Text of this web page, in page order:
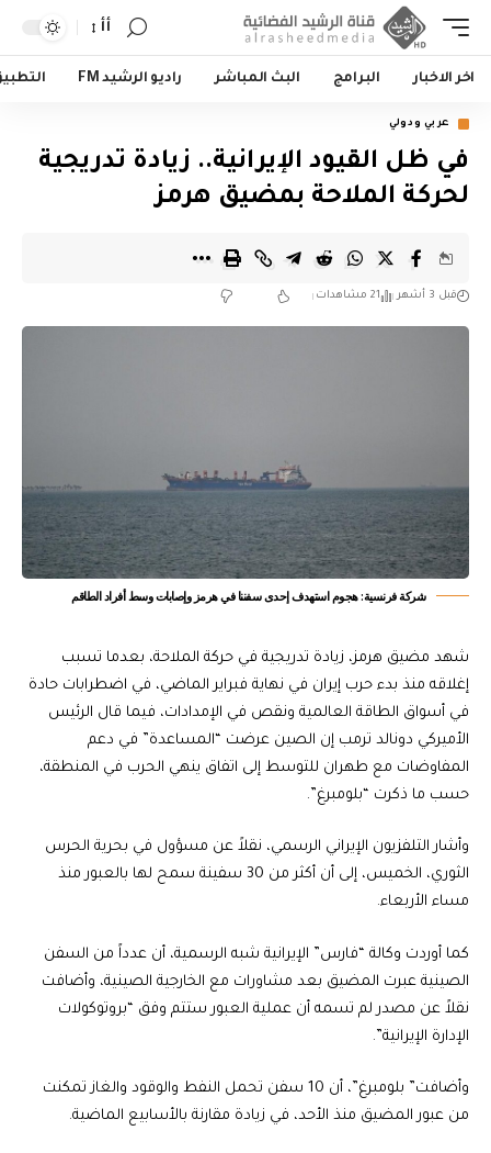
أأ
اخر الاخبار البرامج البث المباشر راديو الرشيد FM
عربي ودولي
في ظل القيود الإيرانية.. زيادة تدريجية
لحركة الملاحة بمضيق هرمز
قبل 3 أشهر 21 مشاهدات
شركة فرنسية: هجوم استهدف إحدى سفننا في هرمز وإصابات وسط أفراد الطاقم
شهد مضيق هرمز، زيادة تدريجية في حركة الملاحة، بعدما تسبب
إغلاقه منذ بدء حرب إيران في نهاية فبراير الماضي، في اضطرابات حادة
في أسواق الطاقة العالمية ونقص في الإمدادات، فيما قال الرئيس
الأميركي دونالد ترمب إن الصين عرضت “المساعدة” في دعم
المفاوضات مع طهران للتوسط إلى اتفاق ينهي الحرب في المنطقة،
حسب ما ذكرت “بلومبرغ”.
وأشار التلفزيون الإيراني الرسمي، نقلاً عن مسؤول في بحرية الحرس
الثوري، الخميس، إلى أن أكثر من 30 سفينة سمح لها بالعبور منذ
مساء الأربعاء.
كما أوردت وكالة “فارس” الإيرانية شبه الرسمية، أن عدداً من السفن
الصينية عبرت المضيق بعد مشاورات مع الخارجية الصينية، وأضافت
نقلاً عن مصدر لم تسمه أن عملية العبور ستتم وفق “بروتوكولات
الإدارة الإيرانية”.
وأضافت” بلومبرغ”، أن 10 سفن تحمل النفط والوقود والغاز تمكنت
من عبور المضيق منذ الأحد، في زيادة مقارنة بالأسابيع الماضية.